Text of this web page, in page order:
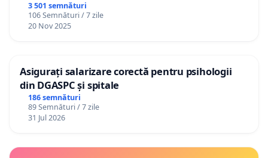
3 501 semnături
106 Semnături / 7 zile
20 Nov 2025
Asigurați salarizare corectă pentru psihologii
din DGASPC și spitale
186 semnături
89 Semnături / 7 zile
31 Jul 2026